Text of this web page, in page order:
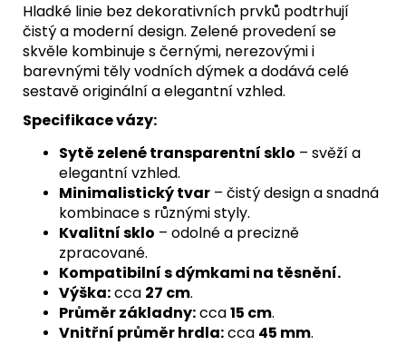
Hladké linie bez dekorativních prvků podtrhují
čistý a moderní design. Zelené provedení se
skvěle kombinuje s černými, nerezovými i
barevnými těly vodních dýmek a dodává celé
sestavě originální a elegantní vzhled.
Specifikace vázy:
Sytě zelené transparentní sklo – svěží a
elegantní vzhled.
Minimalistický tvar – čistý design a snadná
kombinace s různými styly.
Kvalitní sklo – odolné a precizně
zpracované.
Kompatibilní s dýmkami na těsnění.
Výška:cca 27 cm.
Průměr základny:cca15 cm.
Vnitřní průměr hrdla:cca 45 mm.